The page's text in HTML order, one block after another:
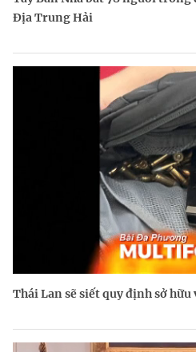
Địa Trung Hải
Thái Lan sẽ siết quy định sở hữu